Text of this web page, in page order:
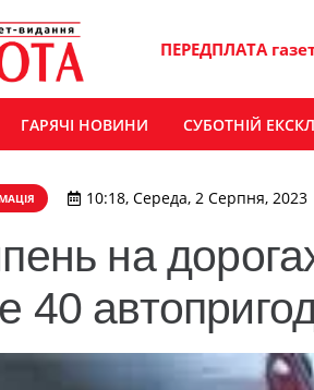
ПЕРЕДПЛАТА
ГАРЯЧІ НОВИНИ СУБОТНІЙ
10:18, Середа, 2 Серпня, 2023
на
40